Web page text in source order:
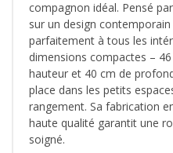
compagnon idéal. Pensé
sur un design contemporain
parfaitement à tous les
dimensions compactes –
hauteur et 40 cm de
place dans les petits
rangement. Sa fabrication
haute qualité garantit une
soigné.